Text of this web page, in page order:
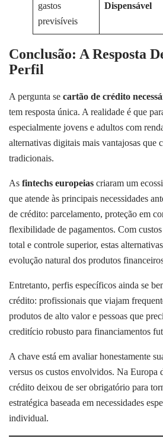
gastos
previsíveis
Dispensável
Conclusão: A Resposta
Perfil
A pergunta se cartão de crédito
tem resposta única. A realidade é que
especialmente jovens e adultos com
alternativas digitais mais vantajosas que
tradicionais.
As fintechs europeias criaram um
que atende às principais necessidades
de crédito: parcelamento, proteção em
flexibilidade de pagamentos. Com
total e controle superior, estas
evolução natural dos produtos
Entretanto, perfis específicos ainda se
crédito: profissionais que viajam
produtos de alto valor e pessoas que
creditício robusto para financiamentos
A chave está em avaliar honestamente
versus os custos envolvidos. Na Europa
crédito deixou de ser obrigatório para
estratégica baseada em necessidades
individual.